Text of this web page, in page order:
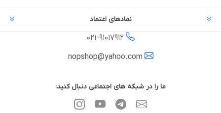
نمادهای اعتماد
021-91017912
ما را در شبکه های اجتماعی دنبال کنید: